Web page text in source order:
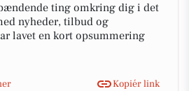
ting omkring dig i det
nyheder, tilbud og
lavet en kort opsummering
Kopiér link